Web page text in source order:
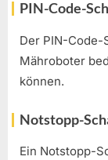
PIN-Code-
Der PIN-Code-
Mähroboter
können.
Notstopp-
Ein Notstopp-